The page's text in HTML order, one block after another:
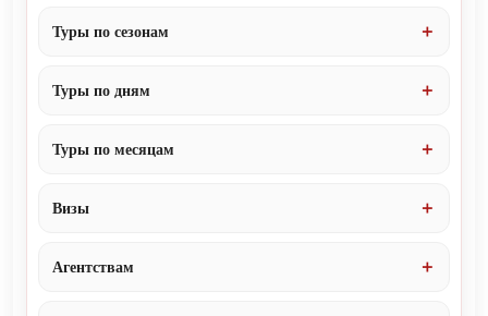
Туры по сезонам
Туры по дням
Туры по месяцам
Визы
Агентствам